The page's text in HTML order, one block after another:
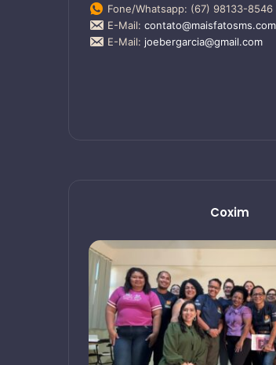
Fone/Whatsapp: (67) 98133-8546
E-Mail:
E-Mail: joebergarcia@gmail.com
Coxim